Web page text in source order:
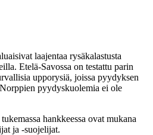
laajentaa rysäkalastusta
Etelä-Savossa on testattu parin
upporysiä, joissa pyydyksen
pyydyskuolemia ei ole
hankkeessa ovat mukana
ja -suojelijat.